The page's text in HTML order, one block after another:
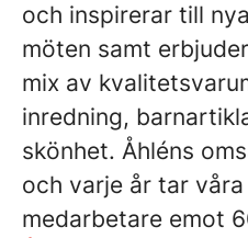
och inspirerar till
möten samt
mix av
inredning,
skönhet. Åhléns
och varje år tar
medarbetare emot